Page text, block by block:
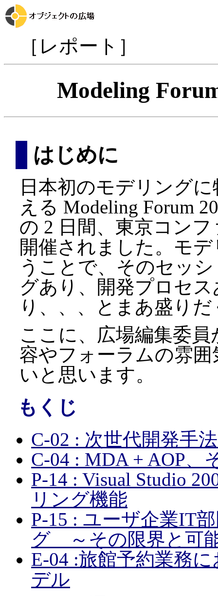
［レポート］
Modeling
はじめに
日本初のモデリング
える Modeling Forum
の 2 日間、東京コン
開催されました。モ
うことで、そのセッ
グあり、開発プロセ
り、、、とまあ盛り
ここに、広場編集委
容やフォーラムの雰
いと思います。
もくじ
C-02 : 次世代開発手
C-04 : MDA + AOP、
P-14 : Visual Studio
リング機能
P-15 : ユーザ企業IT
グ ～その限界と可
E-04 :旅館予約業務
デル